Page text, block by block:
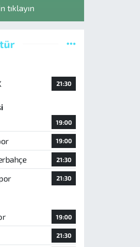
tıklayın
21:30
19:00
19:00
21:30
21:30
19:00
21:30